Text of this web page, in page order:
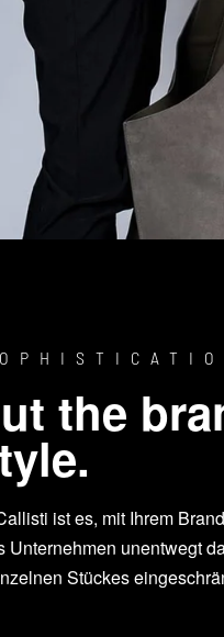
the
ist es, mit Ihrem
Unternehmen unentwegt
Stückes